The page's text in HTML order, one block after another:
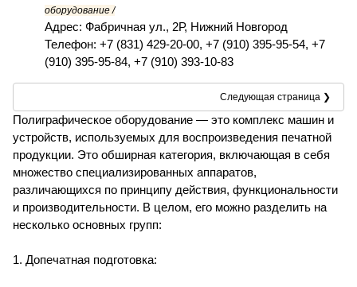
оборудование /
Адрес: Фабричная ул., 2Р, Нижний Новгород
Телефон: +7 (831) 429-20-00, +7 (910) 395-95-54, +7
(910) 395-95-84, +7 (910) 393-10-83
Следующая страница ❯
Полиграфическое оборудование — это комплекс машин и
устройств, используемых для воспроизведения печатной
продукции. Это обширная категория, включающая в себя
множество специализированных аппаратов,
различающихся по принципу действия, функциональности
и производительности. В целом, его можно разделить на
несколько основных групп:
1. Допечатная подготовка: